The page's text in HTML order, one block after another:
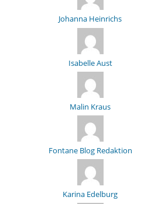
Johanna Heinrichs
Isabelle Aust
Malin Kraus
Fontane Blog Redaktion
Karina Edelburg